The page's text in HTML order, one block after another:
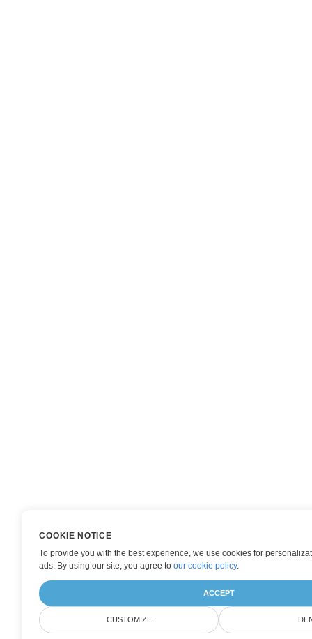
COOKIE NOTICE
To provide you with the best experience, we use cookies for
ads. By using our site, you agree toour cookie policy.
ACCEPT
CUSTOMIZE